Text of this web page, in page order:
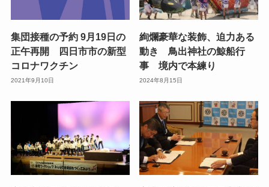
集団接種の予約 9月19日の
正午再開 四日市市の新型
コロナワクチン
2021年9月10日
絢爛豪華な装飾、迫力ある
動き 鳥出神社の鯨船行
事 境内で本練り
2024年8月15日